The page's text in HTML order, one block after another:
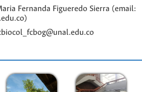
Fernanda Figueredo Sierra (email: